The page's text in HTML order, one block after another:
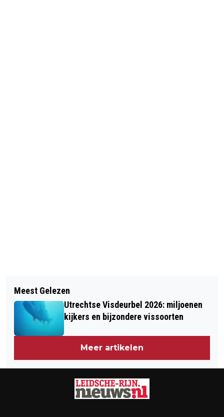
KINDCENTRUM HAARZICHT ONTDEKT
DE RIJKE HISTORIE VAN VLEUTEN
DE VRIJSTAAT: DE MUZIKALE
VOORSTELLING LEEUWENSTEIN
Meest Gelezen
Utrechtse Visdeurbel 2026: miljoenen
kijkers en bijzondere vissoorten
Meer artikelen